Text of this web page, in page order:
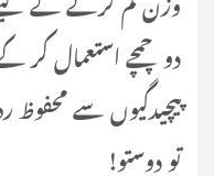
دو چمچے استعمال کر
پیچیدگیوں سے محفوظ
تو دوستو!